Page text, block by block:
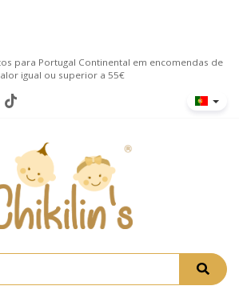
para Portugal Continental em encomendas de
igual ou superior a 55€